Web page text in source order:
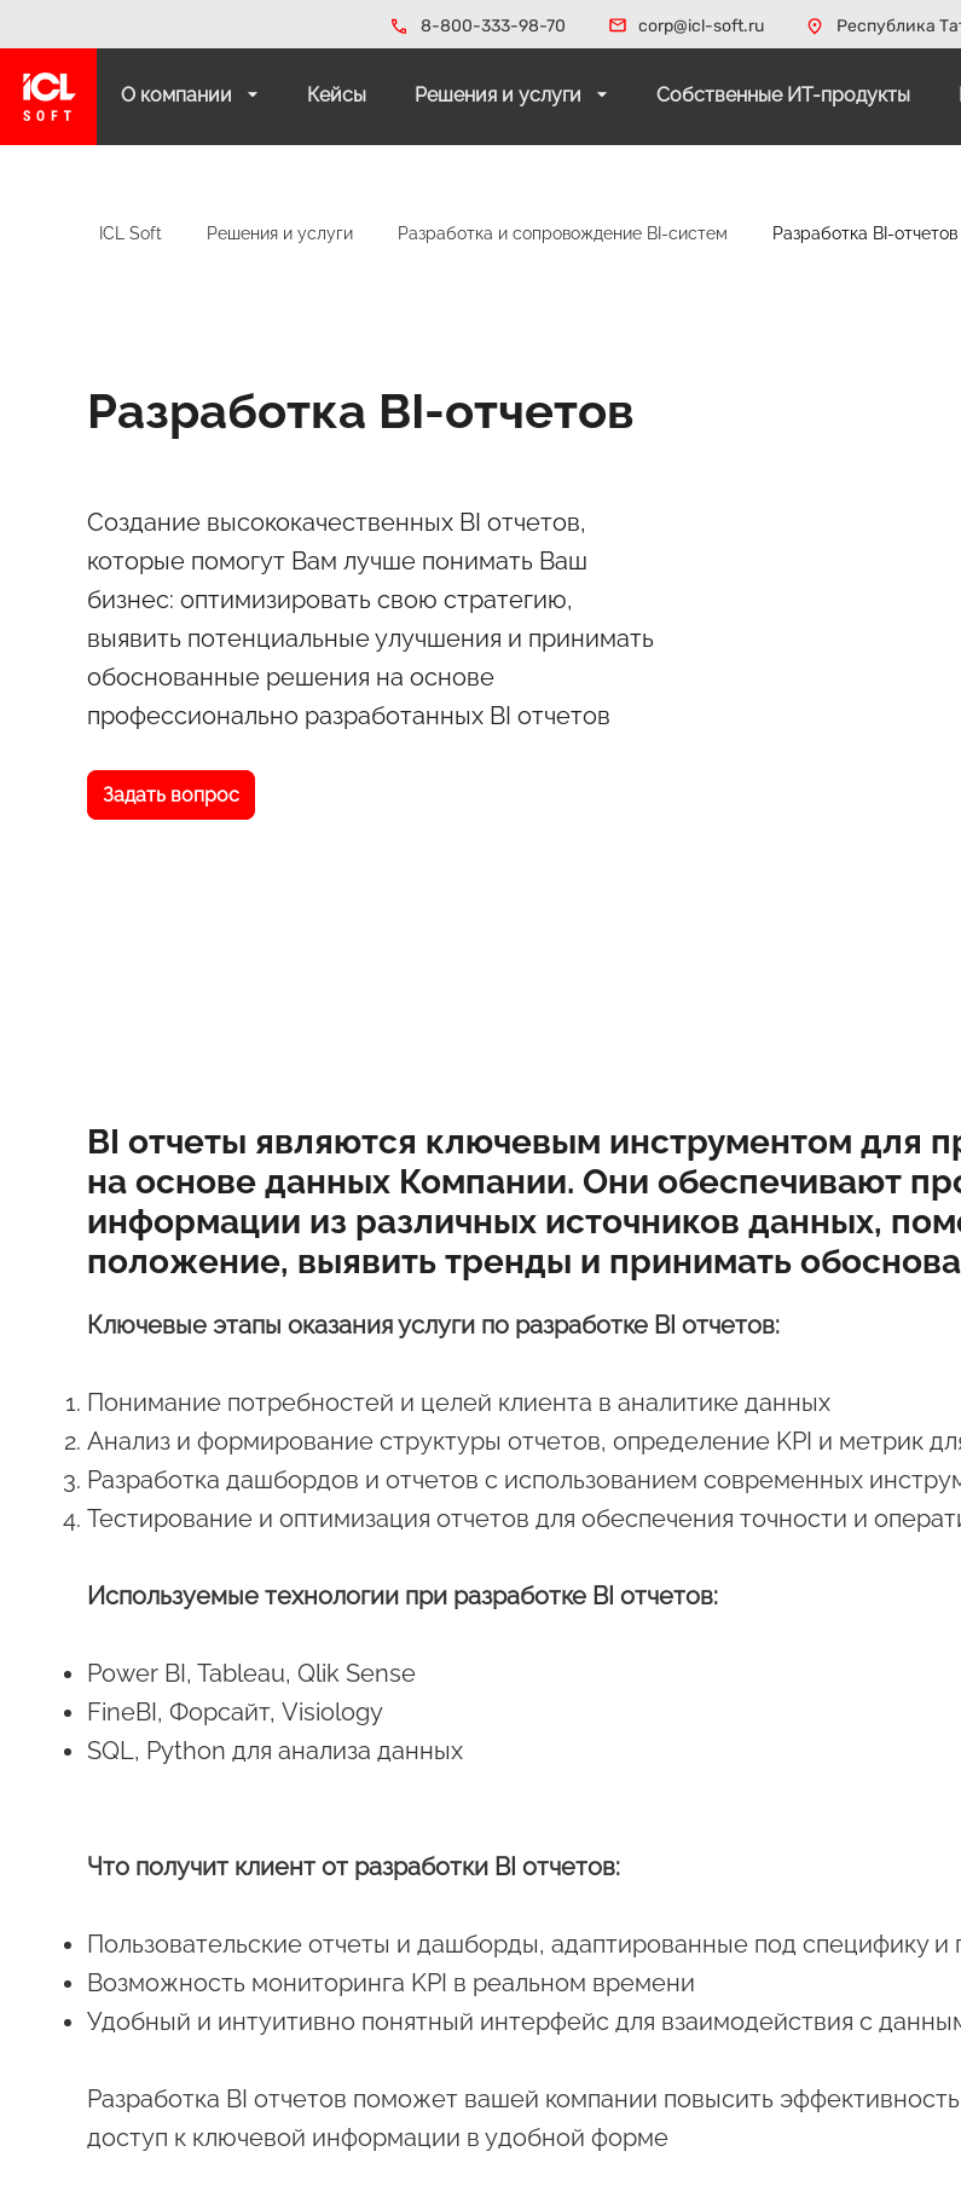
8-800-333-98-70 corp@icl-soft.ru Республика
О компании Кейсы Решения и услуги Собственные ИТ-продукты
ICL Soft Решения и услуги Разработка и сопровождение BI-систем Разработка BI-отчетов
Разработка BI-отчетов
Создание высококачественных BI отчетов,
которые помогут Вам лучше понимать Ваш
бизнес: оптимизировать свою стратегию,
выявить потенциальные улучшения и принимать
обоснованные решения на основе
профессионально разработанных BI отчетов
Задать вопрос
BI отчеты являются ключевым инструментом для
на основе данных Компании. Они обеспечивают
информации из различных источников данных,
положение, выявить тренды и принимать
Ключевые этапы оказания услуги по разработке BI отчетов:
Понимание потребностей и целей клиента в аналитике данных
Анализ и формирование структуры отчетов, определение KPI и метрик
Разработка дашбордов и отчетов с использованием современных
Тестирование и оптимизация отчетов для обеспечения точности и
Используемые технологии при разработке BI отчетов:
Power BI, Tableau, Qlik Sense
FineBI, Форсайт, Visiology
SQL, Python для анализа данных
Что получит клиент от разработки BI отчетов:
Пользовательские отчеты и дашборды, адаптированные под специфику и
Возможность мониторинга KPI в реальном времени
Удобный и интуитивно понятный интерфейс для взаимодействия с
Разработка BI отчетов поможет вашей компании повысить
доступ к ключевой информации в удобной форме